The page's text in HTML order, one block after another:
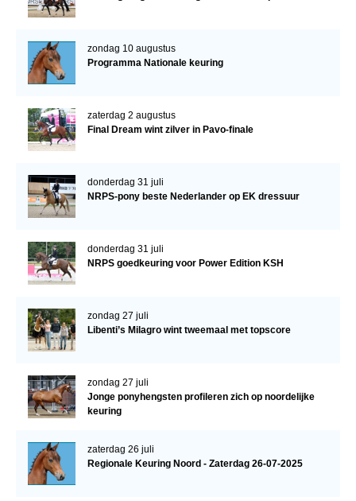
zondag 10 augustus
Programma Nationale keuring
zaterdag 2 augustus
Final Dream wint zilver in Pavo-finale
donderdag 31 juli
NRPS-pony beste Nederlander op EK dressuur
donderdag 31 juli
NRPS goedkeuring voor Power Edition KSH
zondag 27 juli
Libenti’s Milagro wint tweemaal met topscore
zondag 27 juli
Jonge ponyhengsten profileren zich op noordelijke
keuring
zaterdag 26 juli
Regionale Keuring Noord - Zaterdag 26-07-2025